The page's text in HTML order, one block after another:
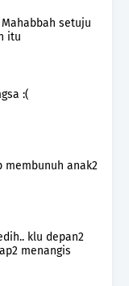
setuju
itu
:(
membunuh anak2
klu depan2
menangis